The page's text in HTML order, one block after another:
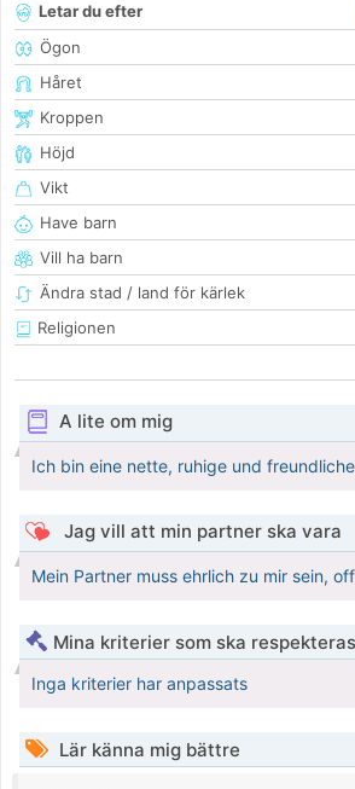
Letar du efter
Ögon
Håret
Kroppen
Höjd
Vikt
Have barn
Vill ha barn
Ändra stad / land för kärlek
Religionen
A lite om mig
Ich bin eine nette, ruhige und
Jag vill att min partner ska vara
Mein Partner muss ehrlich zu mir sein,
Mina kriterier som ska respekteras
Inga kriterier har anpassats
Lär känna mig bättre